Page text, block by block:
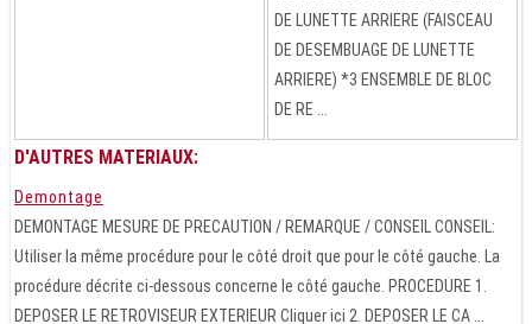
DE LUNETTE ARRIERE (FAISCEAU
DE DESEMBUAGE DE LUNETTE
ARRIERE) *3 ENSEMBLE DE BLOC
DE RE ...
D'AUTRES MATERIAUX:
Demontage
DEMONTAGE MESURE DE PRECAUTION / REMARQUE / CONSEIL CONSEIL:
Utiliser la même procédure pour le côté droit que pour le côté gauche. La
procédure décrite ci-dessous concerne le côté gauche. PROCEDURE 1.
DEPOSER LE RETROVISEUR EXTERIEUR Cliquer ici 2. DEPOSER LE CA ...